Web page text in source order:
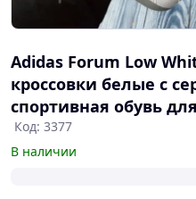
Adidas Forum Low
кроссовки белые с
спортивная обувь
Код: 3377
В наличии